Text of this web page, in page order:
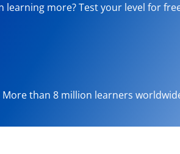
more? Test your level for
than 8 million learners